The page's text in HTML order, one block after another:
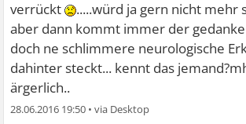
verrückt
.....würd ja gern nicht mehr
aber dann kommt immer der
doch ne schlimmere neurologische
dahinter steckt... kennt das
ärgerlich..
28.06.2016 19:50 •